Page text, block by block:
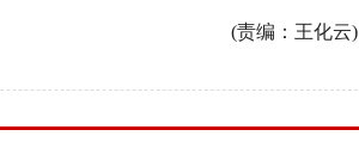
(责编：王化云)